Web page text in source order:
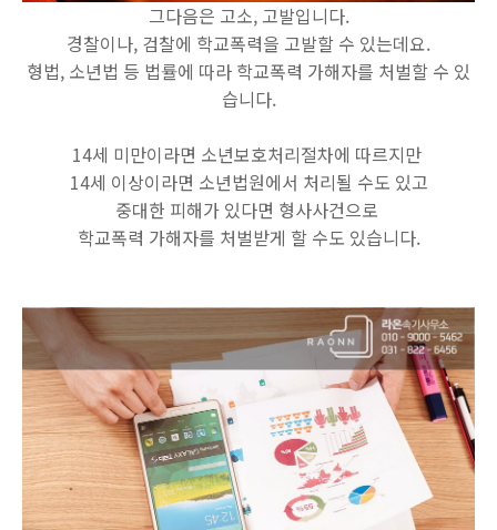
그다음은 고소, 고발입니다.
경찰이나, 검찰에 학교폭력을 고발할 수 있는데요.
형법, 소년법 등 법률에 따라 학교폭력 가해자를 처벌할 수 있
습니다.
14세 미만이라면 소년보호처리절차에 따르지만
14세 이상이라면 소년법원에서 처리될 수도 있고
중대한 피해가 있다면 형사사건으로
학교폭력 가해자를 처벌받게 할 수도 있습니다.